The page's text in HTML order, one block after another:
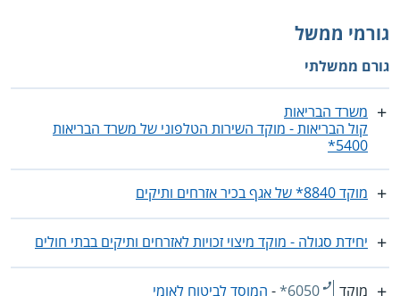
גורמי ממשל
גורם ממשלתי
משרד הבריאות
קול הבריאות - מוקד השירות הטלפוני של משרד הבריאות
5400*
מוקד 8840* של אגף בכיר אזרחים ותיקים
יחידת סגולה - מוקד מיצוי זכויות לאזרחים ותיקים בבתי חולים
מוקד *6050
- המוסד לביטוח לאומי